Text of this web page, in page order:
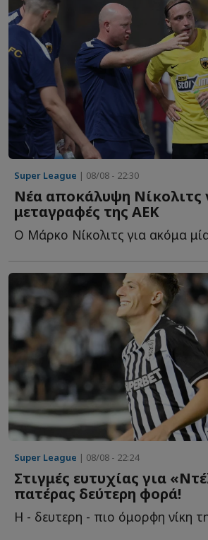
Super League | 08/08 - 22:30
Νέα αποκάλυψη Νίκολιτς
μεταγραφές της ΑΕΚ
Super League | 08/08 - 22:24
Στιγμές ευτυχίας για
πατέρας δεύτερη φορά!